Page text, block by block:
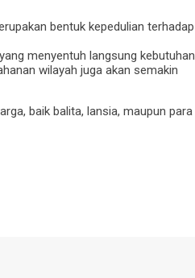
bentuk kepedulian terhadap
menyentuh langsung kebutuhan
wilayah juga akan semakin
baik balita, lansia, maupun para